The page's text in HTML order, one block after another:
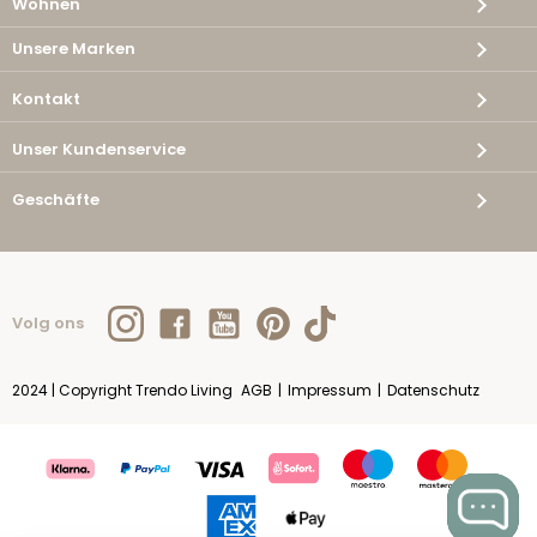
Unsere Marken
Kontakt
Unser Kundenservice
Geschäfte
Volg ons
2024 | Copyright Trendo Living AGB | Impressum | Datenschutz